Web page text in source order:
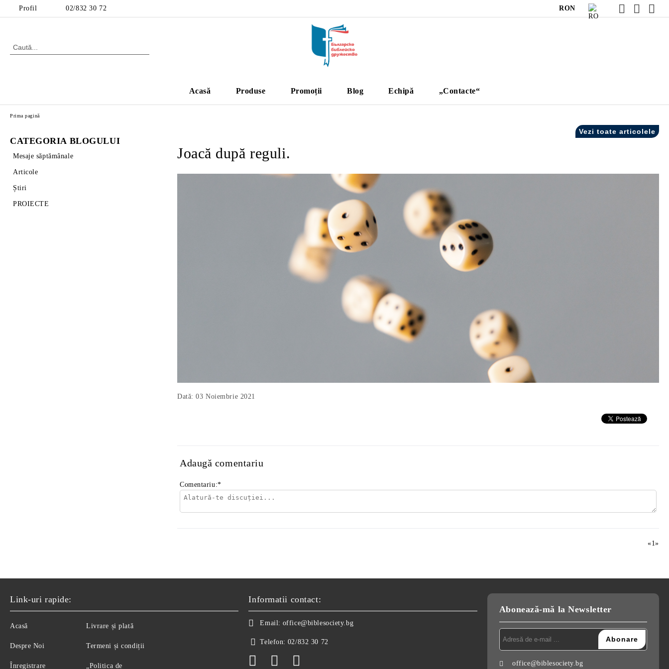
Profil 02/832 30 72 RON
Acasă Produse Promoții Blog Echipă „Contacte“
CATEGORIA BLOGULUI
Mesaje săptămânale
Articole
Știri
PROIECTE
Prima pagină
Vezi toate articolele
Joacă după reguli.
Dată: 03 Noiembrie 2021
Adaugă comentariu
Comentariu:*
«1»
Link-uri rapide:
Acasă
Despre Noi
Înregistrare
Livrare și plată
Termeni și condiții
„Politica de
Informatii contact:
Email: office@biblesociety.bg
Telefon: 02/832 30 72
Abonează-mă la Newsletter
office@biblesociety.bg